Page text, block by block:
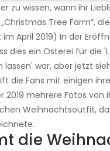
zu wissen, wann ihr
Tree Farm“,
April 2019) In der
dies ein Osterei für die
war, aber jetzt
die Fans mit einigen
2019 mehrere Fotos
Weihnachtsoutfit,
die